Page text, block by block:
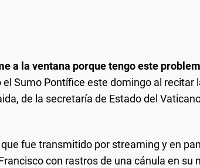
a la ventana porque tengo este
el Sumo Pontífice este domingo al recitar
de la secretaría de Estado del
fue transmitido por streaming y en
con rastros de una cánula en su